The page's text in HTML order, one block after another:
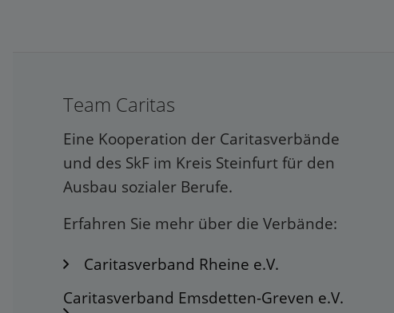
Team Caritas
Eine Kooperation der Caritasverbände
und des SkF im Kreis Steinfurt für den
Ausbau sozialer Berufe.
Erfahren Sie mehr über die Verbände:
Caritasverband Rheine e.V.
Caritasverband Emsdetten-Greven e.V.